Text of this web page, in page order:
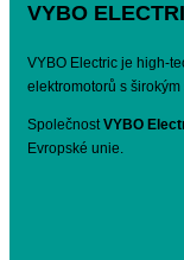
VYBO
VYBO Electric je high-
elektromotorů s
SpolečnostVYBO
Evropské unie.